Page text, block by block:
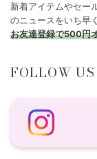
新着アイテムやセー
のニュースをいち早
お友達登録で500円
FOLLOW US